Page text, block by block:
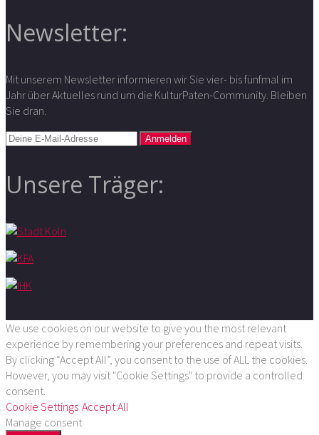
Newsletter:
Mit unserem Newsletter informieren wir Sie vier- bis fünfmal im
Jahr über Aktuelles rund um die KulturPaten-Community. Bleiben
Sie dran.
Unsere Träger:
We use cookies on our website to give you the most relevant
experience by remembering your preferences and repeat visits.
By clicking “Accept All”, you consent to the use of ALL the cookies.
However, you may visit "Cookie Settings" to provide a controlled
consent.
Cookie Settings Accept All
Manage consent